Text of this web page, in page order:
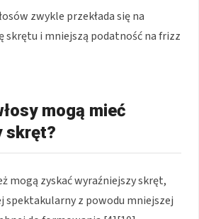
zwykle przekłada się na
skrętu i mniejszą podatność na frizz
mogą mieć
skręt?
mogą zyskać wyraźniejszy skręt,
spektakularny z powodu mniejszej